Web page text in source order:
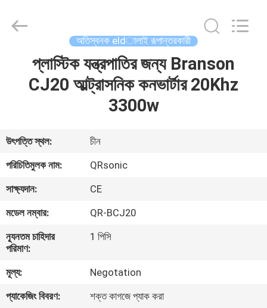
আমাদের
সম্বন্ধে
কারখানা
পরিদর্শন
নিয়ন্ত্রণ
Equipment
Co.,Ltd.
অতিস্বনক eldালাই রূপান্তরকারী
প্লাস্টিক যন্ত্রপাতির জন্য Branson
CJ20 আল্ট্রাসনিক কনভার্টার 20Khz
3300w
উৎপত্তি স্থল:
চীন
পরিচিতিমুলক নাম:
QRsonic
সাক্ষ্যদান:
CE
মডেল নম্বার:
QR-BCJ20
ন্যূনতম চাহিদার
পরিমাণ:
1 পিসি
মূল্য:
Negotation
প্যাকেজিং বিবরণ:
শক্ত কাগজে প্যাক করা